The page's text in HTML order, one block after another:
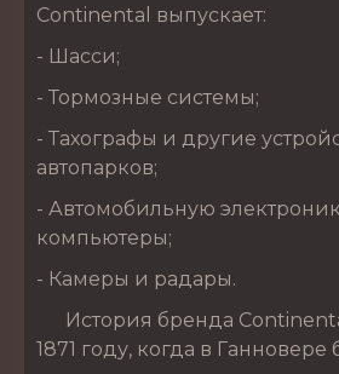
Continental выпускает:
- Шасси;
- Тормозные системы;
- Тахографы и другие
автопарков;
- Автомобильную
компьютеры;
- Камеры и радары.
История бренда
1871 году, когда в